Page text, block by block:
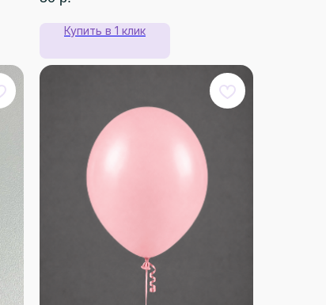
Купить в 1 клик